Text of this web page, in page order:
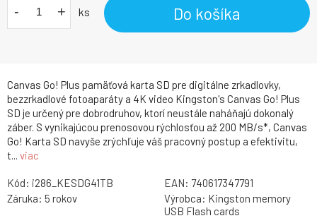
Canvas Go! Plus pamäťová karta SD pre digitálne zrkadlovky,
bezzrkadlové fotoaparáty a 4K video Kingston's Canvas Go! Plus
SD je určený pre dobrodruhov, ktorí neustále naháňajú dokonalý
záber. S vynikajúcou prenosovou rýchlosťou až 200 MB/s*, Canvas
Go! Karta SD navyše zrýchľuje váš pracovný postup a efektivitu,
t... viac
- + ks Do košíka
Kód: i286_KESDG41TB EAN: 740617347791
Záruka: 5 rokov Výrobca: Kingston memory
USB Flash cards